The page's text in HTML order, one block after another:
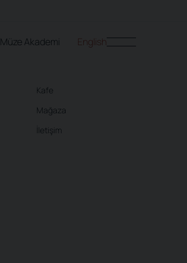
Müze Akademi English
Kafe
Mağaza
İletişim